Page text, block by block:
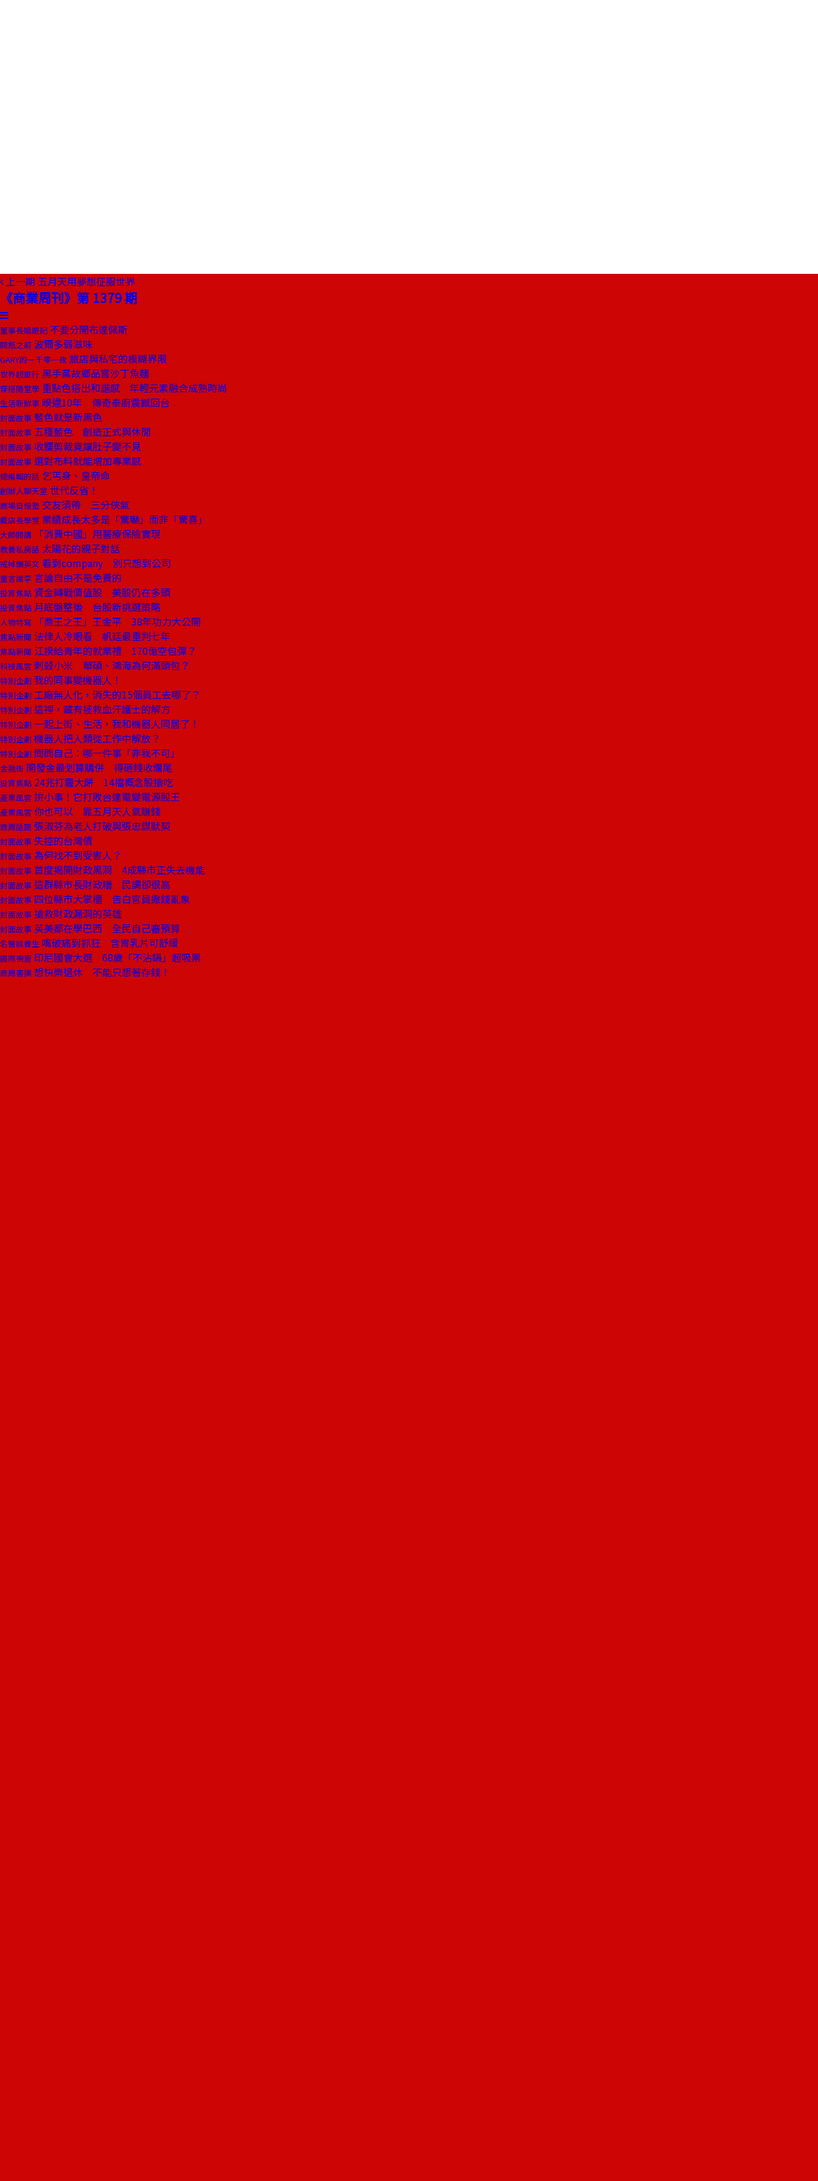
上一期 五月天用夢想征服世界
《商業周刊》第 1379 期
董事長嬉遊記 不要分開布達佩斯
開瓶之前 波爾多弱滋味
GARY的一千零一夜 旅店與私宅的模糊界限
世界超旅行 黑手黨故鄉品嘗沙丁魚麵
穿搭隨堂學 重點色搭出和諧感 年輕元素融合成熟時尚
生活新鮮事 暌違10年 傳奇泰廚震撼回台
封面故事 藍色就是新黑色
封面故事 五種藍色 創造正式與休閒
封面故事 收腰剪裁竟讓肚子變不見
封面故事 選對布料就能增加專業感
總編輯的話 乞丐身、皇帝命
創辦人聊天室 世代反省！
商場自慢塾 交友須帶 三分俠氣
戴店長學堂 業績成長太多是「驚嚇」而非「驚喜」
大師開講 「消費中國」用醫療保險實現
教養私房話 太陽花的親子對話
戒掉爛英文 看到company 別只想到公司
童言識李 言論自由不是免費的
投資焦點 資金轉戰價值股 美股仍在多頭
投資焦點 月底盤整後 台股新挑選策略
人物特寫 「喬王之王」王金平 38年功力大公開
焦點新聞 法律人冷眼看 帆廷最重判七年
焦點新聞 江揆給青年的就業禮 170億空包彈？
科技風雲 刺殺小米 華碩、鴻海為何滿頭包？
特別企劃 我的同事變機器人！
特別企劃 工廠無人化，消失的15個員工去哪了？
特別企劃 這裡，藏有拯救血汗護士的解方
特別企劃 一起上街、生活，我和機器人同居了！
特別企劃 機器人把人類從工作中解放？
特別企劃 問問自己：哪一件事「非我不可」
金融街 開發金最划算購併 得砸錢收爛尾
投資焦點 24兆打霾大餅 14檔概念股搶吃
產業風雲 拚小事！它打敗台達電變電源股王
產業風雲 你也可以 靠五月天人氣賺錢
商周話題 張淑芬為老人打破與張忠謀默契
封面故事 失控的台灣債
封面故事 為何找不到受害人？
封面故事 首度揭開財政黑洞 4成縣市正失去機能
封面故事 這群縣市長財政糟 民調卻很高
封面故事 四位縣市大掌櫃 告白官員撒錢亂象
封面故事 搶救財政漏洞的英雄
封面故事 英美都在學巴西 全民自己審預算
名醫談養生 嘴破痛到抓狂 含胃乳片可舒緩
國際視窗 印尼國會大選 68歲「不沾鍋」超吸票
商周書摘 想快樂退休 不能只想著存錢！